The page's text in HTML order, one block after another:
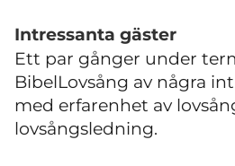
Intressanta gäster
Ett par gånger under
BibelLovsång av några
med erfarenhet av
lovsångsledning.